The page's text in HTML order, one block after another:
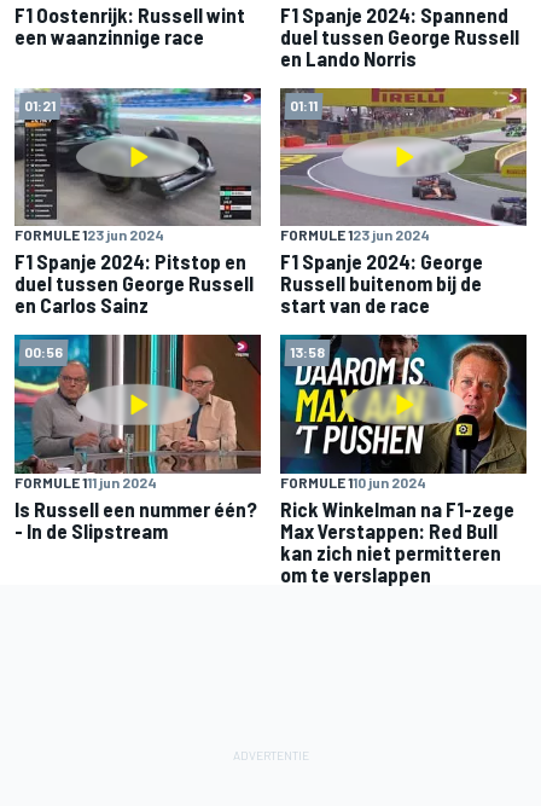
F1 Oostenrijk: Russell wint
een waanzinnige race
F1 Spanje 2024: Spannend
duel tussen George Russell
en Lando Norris
01:21
FORMULE 123 jun 2024
F1 Spanje 2024: Pitstop en
duel tussen George Russell
en Carlos Sainz
01:11
FORMULE 123 jun 2024
F1 Spanje 2024: George
Russell buitenom bij de
start van de race
00:56
FORMULE 111 jun 2024
Is Russell een nummer één?
- In de Slipstream
13:58
FORMULE 110 jun 2024
Rick Winkelman na F1-zege
Max Verstappen: Red Bull
kan zich niet permitteren
om te verslappen